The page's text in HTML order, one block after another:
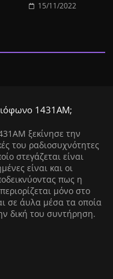
15/11/2022
1431ΑΜ;
ξεκίνησε την
του ραδιοσυχνότητες
στεγάζεται είναι
είναι και οι
πως η
μόνο στο
σε άυλα μέσα τα οποία
δική του συντήρηση.